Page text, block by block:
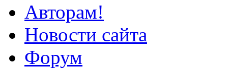
Авторам!
Новости сайта
Форум